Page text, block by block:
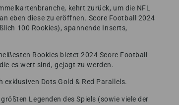
kehrt zurück, um die NFL
eben diese zu eröffnen. Score Football 2024
100 Rookies), spannende Inserts,
Rookies bietet 2024 Score Football
es wert sind, gejagt zu werden.
Dots Gold & Red Parallels.
Legenden des Spiels (sowie viele der